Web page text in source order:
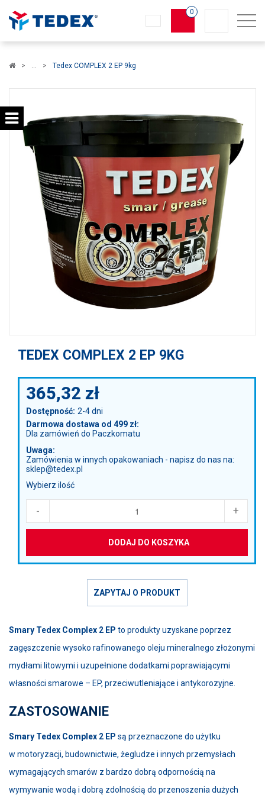
0
Koszyk
info:Twój koszyk jest pusty! ×
Tedex COMPLEX 2 EP 9kg
TEDEX COMPLEX 2 EP 9KG
365,32 zł
Dostępność: 2-4 dni
Darmowa dostawa od 499 zł:
Dla zamówień do Paczkomatu
Uwaga:
Zamówienia w innych opakowaniach - napisz do nas na:
sklep@tedex.pl
Wybierz ilość
+
-
DODAJ DO KOSZYKA
ZAPYTAJ O PRODUKT
Smary Tedex Complex 2 EP to produkty uzyskane poprzez
zagęszczenie wysoko rafinowanego oleju mineralnego złożonymi
mydłami litowymi i uzupełnione dodatkami poprawiającymi
własności smarowe – EP, przeciwutleniające i antykorozyjne.
ZASTOSOWANIE
Smary Tedex Complex 2 EP są przeznaczone do użytku
w motoryzacji, budownictwie, żegludze i innych przemysłach
wymagających smarów z bardzo dobrą odpornością na
wymywanie wodą i dobrą zdolnością do przenoszenia dużych